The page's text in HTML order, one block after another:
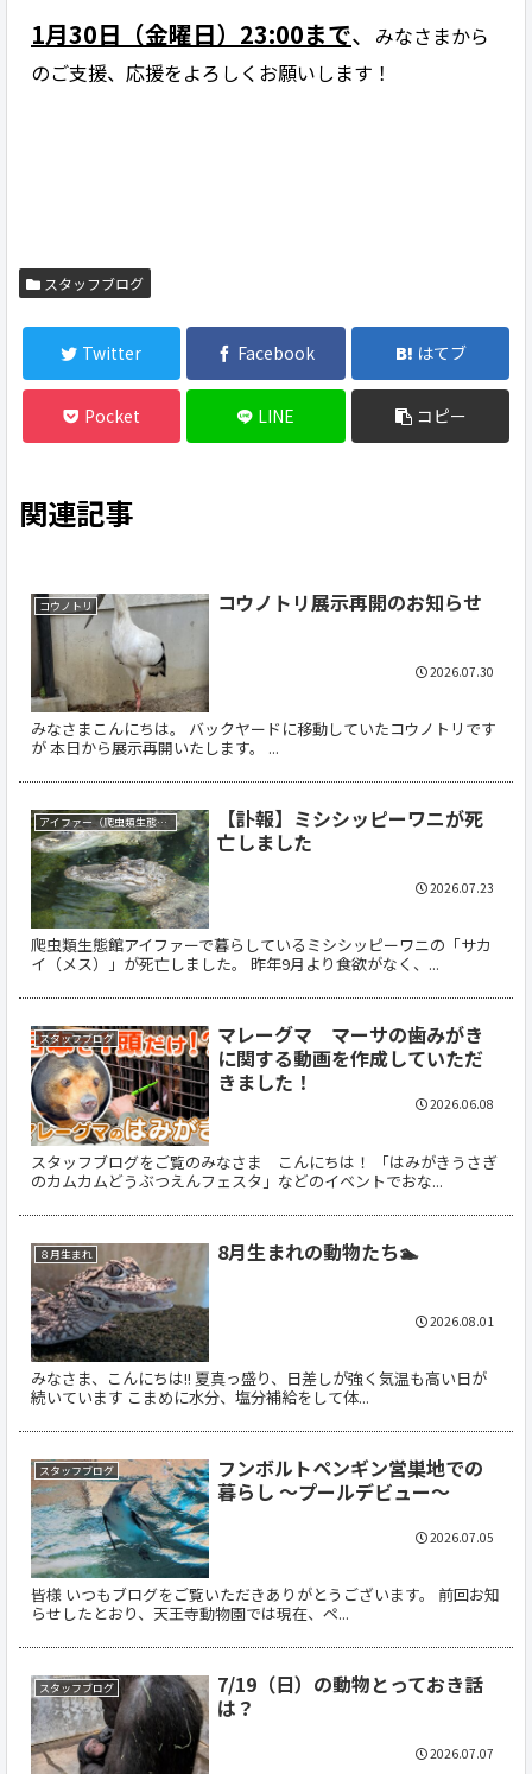
1月30日（金曜日）23:00まで、
みなさまから
のご支援、応援をよろしくお願いします！
スタッフブログ
Twitter Facebook はてブ
Pocket LINE コピー
関連記事
コウノトリ コウノトリ展示再開のお知らせ
みなさまこんにちは。 バックヤードに移動していたコウノトリです
が 本日から展示再開いたします。 ...
2026.07.30
アイファー（爬虫類生態館）
【訃報】ミシシッピーワニが死
亡しました
爬虫類生態館アイファーで暮らしているミシシッピーワニの「サカ
イ（メス）」が死亡しました。 昨年9月より食欲がなく、...
2026.07.23
スタッフブログ
マレーグマ マーサの歯みがき
に関する動画を作成していただ
きました！
スタッフブログをご覧のみなさま こんにちは！ 「はみがきうさぎ
のカムカムどうぶつえんフェスタ」などのイベントでおな...
2026.06.08
８月生まれ 8月生まれの動物たち🏊
みなさま、こんにちは!! 夏真っ盛り、日差しが強く気温も高い日が
続いています こまめに水分、塩分補給をして体...
2026.08.01
スタッフブログ
フンボルトペンギン営巣地での
暮らし ～プールデビュー～
皆様 いつもブログをご覧いただきありがとうございます。 前回お知
らせしたとおり、天王寺動物園では現在、ペ...
2026.07.05
スタッフブログ
7/19（日）の動物とっておき話
は？
2026.07.07